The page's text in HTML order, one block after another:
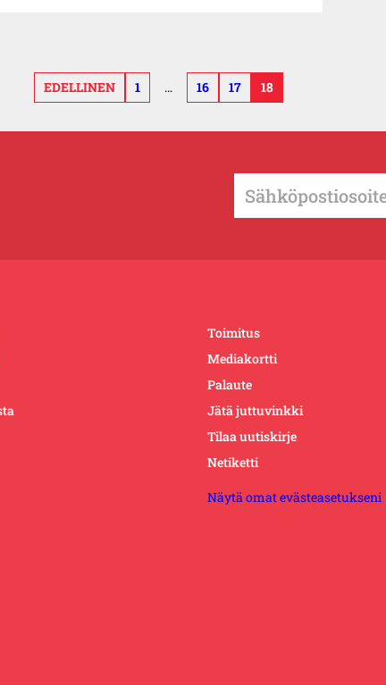
EDELLINEN 1 … 16 17 18
Toimitus
Mediakortti
Palaute
Jätä juttuvinkki
Tilaa uutiskirje
Netiketti
Näytä omat evästeasetukseni